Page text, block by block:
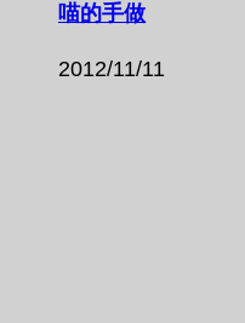
喵的手做
2012/11/11